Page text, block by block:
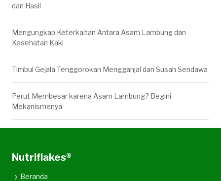
dan Hasil
Mengungkap Keterkaitan Antara Asam Lambung dan
Kesehatan Kaki
Timbul Gejala Tenggorokan Mengganjal dan Susah Sendawa
Perut Membesar karena Asam Lambung? Begini
Mekanismenya
Nutriflakes®
Beranda